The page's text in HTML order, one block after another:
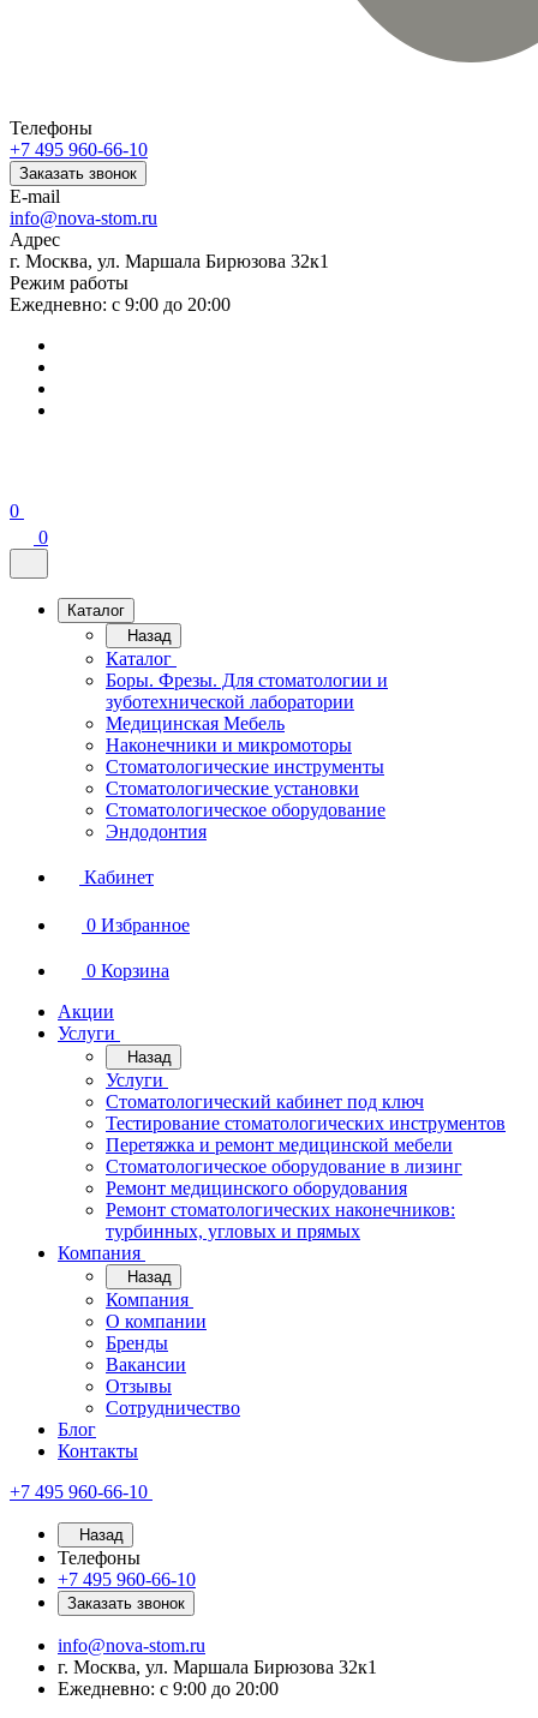
Телефоны
+7 495 960-66-10
Заказать звонок
E-mail
info@nova-stom.ru
Адрес
г. Москва, ул. Маршала Бирюзова 32к1
Режим работы
Ежедневно: с 9:00 до 20:00
0
0
Каталог
Назад
Каталог
Боры. Фрезы. Для стоматологии и
зуботехнической лаборатории
Медицинская Мебель
Наконечники и микромоторы
Стоматологические инструменты
Стоматологические установки
Стоматологическое оборудование
Эндодонтия
Кабинет
0 Избранное
0 Корзина
Акции
Услуги
Назад
Услуги
Стоматологический кабинет под ключ
Тестирование стоматологических инструментов
Перетяжка и ремонт медицинской мебели
Стоматологическое оборудование в лизинг
Ремонт медицинского оборудования
Ремонт стоматологических наконечников:
турбинных, угловых и прямых
Компания
Назад
Компания
О компании
Бренды
Вакансии
Отзывы
Сотрудничество
Блог
Контакты
+7 495 960-66-10
Назад
Телефоны
+7 495 960-66-10
Заказать звонок
info@nova-stom.ru
г. Москва, ул. Маршала Бирюзова 32к1
Ежедневно: с 9:00 до 20:00